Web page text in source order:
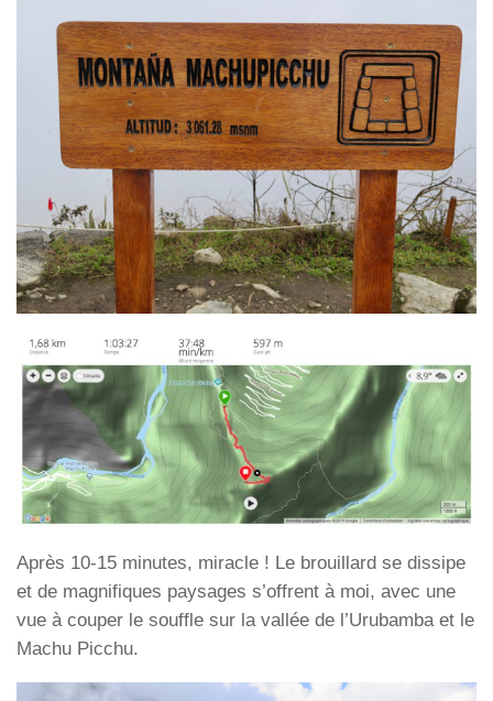
Après 10-15 minutes, miracle ! Le brouillard se dissipe
et de magnifiques paysages s’offrent à moi, avec une
vue à couper le souffle sur la vallée de l’Urubamba et le
Machu Picchu.